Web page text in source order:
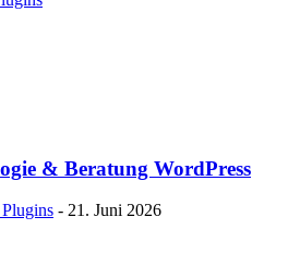
& Beratung WordPress
- 21. Juni 2026